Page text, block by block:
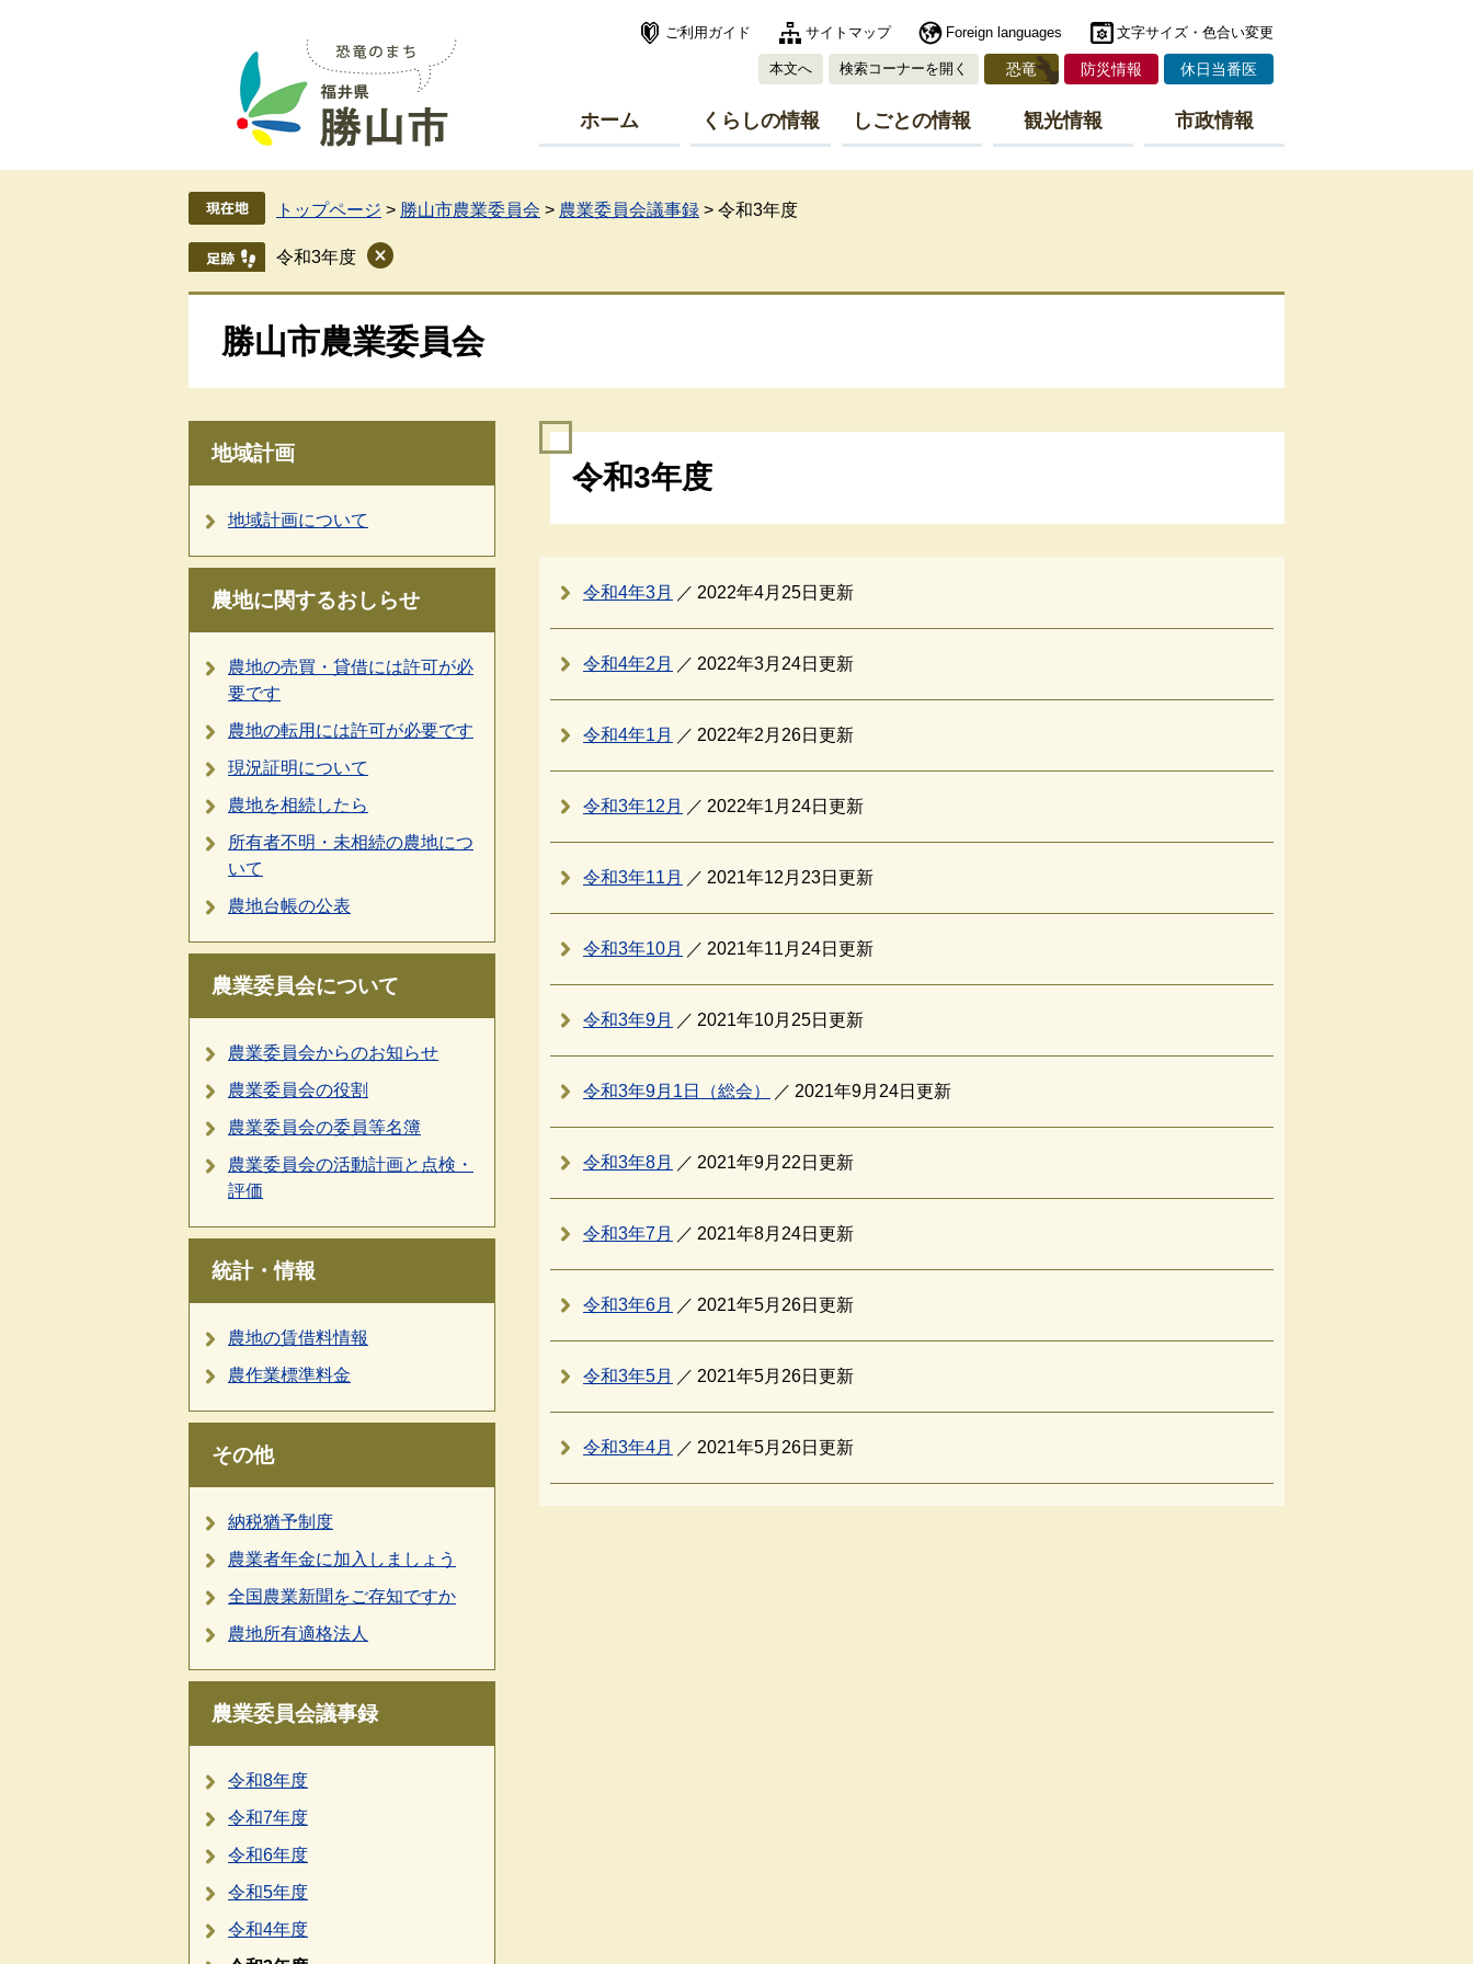
で
ば
ご利用ガイド サイトマップ Foreign languages 文字サイズ・色合い変更
本文へ 検索コーナーを開く 恐竜 防災情報 休日当番医
ホーム くらしの情報 しごとの情報 観光情報 市政情報
トップページ > 勝山市農業委員会 > 農業委員会議事録 > 令和3年度
令和3年度
勝山市農業委員会
地域計画
地域計画について
農地に関するおしらせ
農地の売買・貸借には許可が必
要です
農地の転用には許可が必要です
現況証明について
農地を相続したら
所有者不明・未相続の農地につ
いて
農地台帳の公表
農業委員会について
農業委員会からのお知らせ
農業委員会の役割
農業委員会の委員等名簿
農業委員会の活動計画と点検・
評価
統計・情報
農地の賃借料情報
農作業標準料金
その他
納税猶予制度
農業者年金に加入しましょう
全国農業新聞をご存知ですか
農地所有適格法人
農業委員会議事録
令和8年度
令和7年度
令和6年度
令和5年度
令和4年度
令和3年度
令和4年3月 2022年4月25日更新
令和4年2月 2022年3月24日更新
令和4年1月 2022年2月26日更新
令和3年12月 2022年1月24日更新
令和3年11月 2021年12月23日更新
令和3年10月 2021年11月24日更新
令和3年9月 2021年10月25日更新
令和3年9月1日（総会） 2021年9月24日更新
令和3年8月 2021年9月22日更新
令和3年7月 2021年8月24日更新
令和3年6月 2021年5月26日更新
令和3年5月 2021年5月26日更新
令和3年4月 2021年5月26日更新